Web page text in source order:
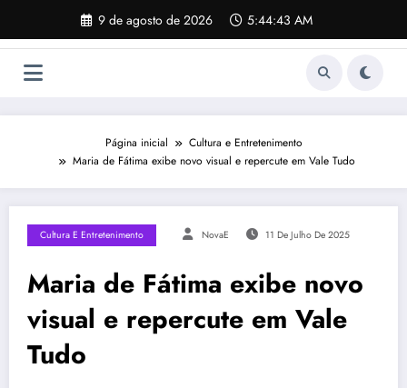
o
9 de agosto de 2026 5:44:44 AM
Página inicial
Cultura e Entretenimento
Maria de Fátima exibe novo visual e repercute em Vale Tudo
Cultura E Entretenimento NovaE 11 De Julho De 2025
Maria de Fátima exibe novo
visual e repercute em Vale
Tudo